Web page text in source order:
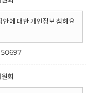
안에 대한 개인정보 침해요
50697
회